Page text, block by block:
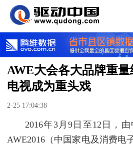
AWE大会各大品牌重
电视成为重头戏
2-25 17:04:38
2016年3月9日至12日，
AWE2016（中国家电及消费电